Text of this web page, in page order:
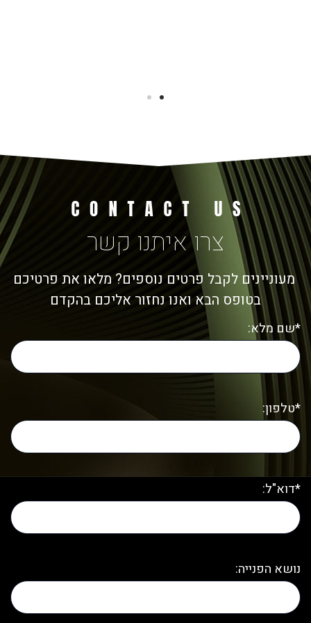
צרו איתנו קשר
מעוניינים לקבל פרטים נוספים? מלאו את פרטיכם
בטופס הבא ואנו נחזור אליכם בהקדם
*שם מלא:
*טלפון:
*דוא"ל:
נושא הפנייה: